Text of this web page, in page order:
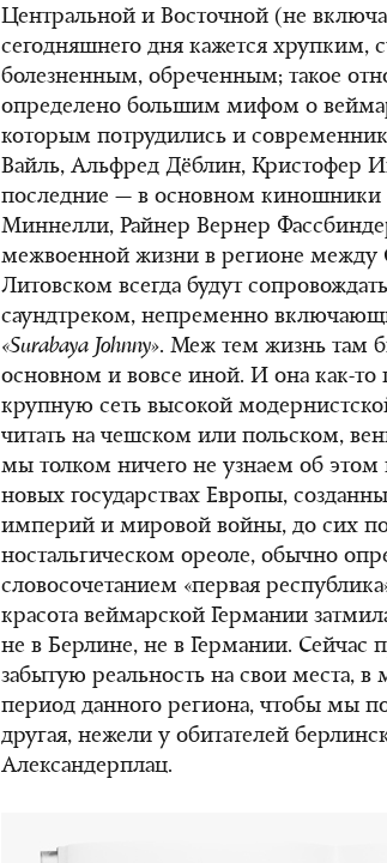
Центральной и Восточной (не
сегодняшнего дня кажется хрупким,
болезненным, обреченным; такое
определено большим мифом о
которым потрудились и
Вайль, Альфред Дёблин, Кристофер
последние — в основном киношники
Миннелли, Райнер Вернер
межвоенной жизни в регионе между
Литовском всегда будут
саундтреком, непременно
«Surabaya Johnny». Меж тем жизнь там
основном и вовсе иной. И она как-то
крупную сеть высокой
читать на чешском или польском,
мы толком ничего не узнаем об этом
новых государствах Европы,
империй и мировой войны, до сих
ностальгическом ореоле, обычно
словосочетанием «первая
красота веймарской Германии
не в Берлине, не в Германии. Сейчас
забытую реальность на свои места,
период данного региона, чтобы мы
другая, нежели у обитателей
Александерплац.